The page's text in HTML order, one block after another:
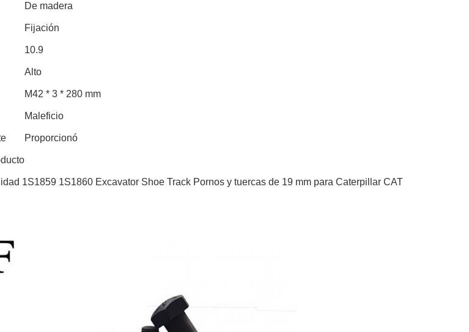
De madera
Fijación
10.9
Alto
M42 * 3 * 280 mm
Maleficio
Proporcionó
1S1859 1S1860 Excavator Shoe Track Pornos y tuercas de 19 mm para Caterpillar CAT